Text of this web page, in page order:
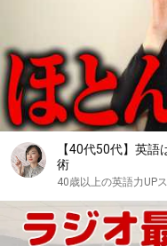
【40代50代】英
術
40歳以上の英語力UP